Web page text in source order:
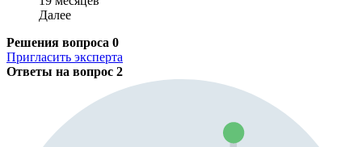
Далее
Решения вопроса 0
Пригласить эксперта
Ответы на вопрос 2